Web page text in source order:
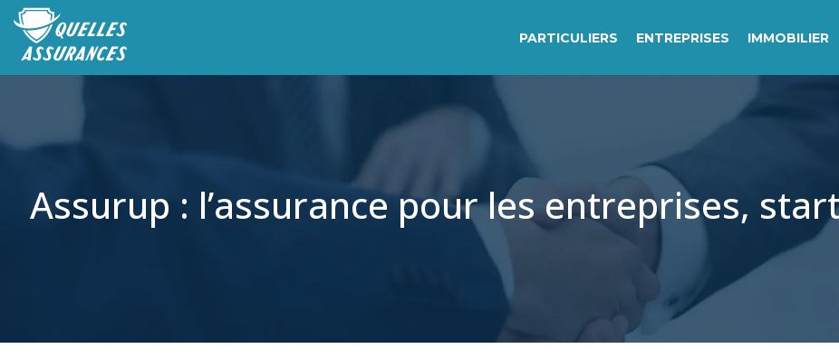
PARTICULIERS ENTREPRISES IMMOBILIER
Assurup : l’assurance pour les entreprises,